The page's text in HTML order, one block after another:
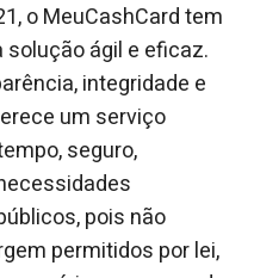
o MeuCashCard tem
ágil e eficaz.
integridade e
um serviço
seguro,
pois não
permitidos por lei,